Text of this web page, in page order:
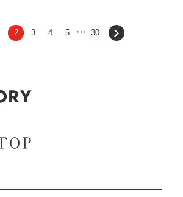
2 3 4 5 30